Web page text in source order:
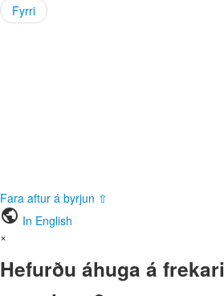
Fyrri
Fara aftur á byrjun ⇧
public In English
×
Hefurðu áhuga á